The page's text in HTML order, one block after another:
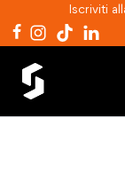
Iscriviti